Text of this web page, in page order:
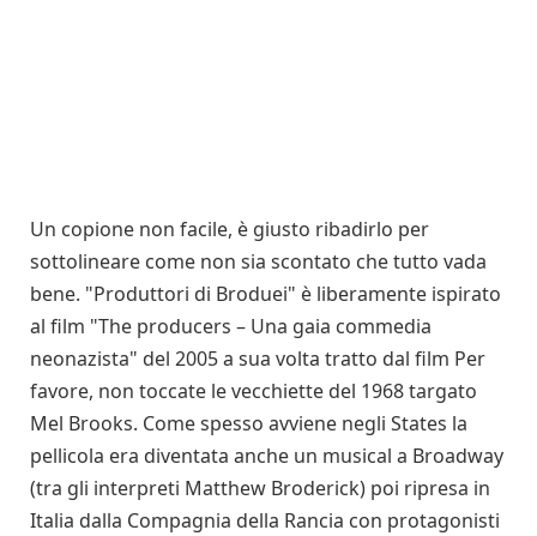
Un copione non facile, è giusto ribadirlo per
sottolineare come non sia scontato che tutto vada
bene. "Produttori di Broduei" è liberamente ispirato
al film "The producers – Una gaia commedia
neonazista" del 2005 a sua volta tratto dal film Per
favore, non toccate le vecchiette del 1968 targato
Mel Brooks. Come spesso avviene negli States la
pellicola era diventata anche un musical a Broadway
(tra gli interpreti Matthew Broderick) poi ripresa in
Italia dalla Compagnia della Rancia con protagonisti